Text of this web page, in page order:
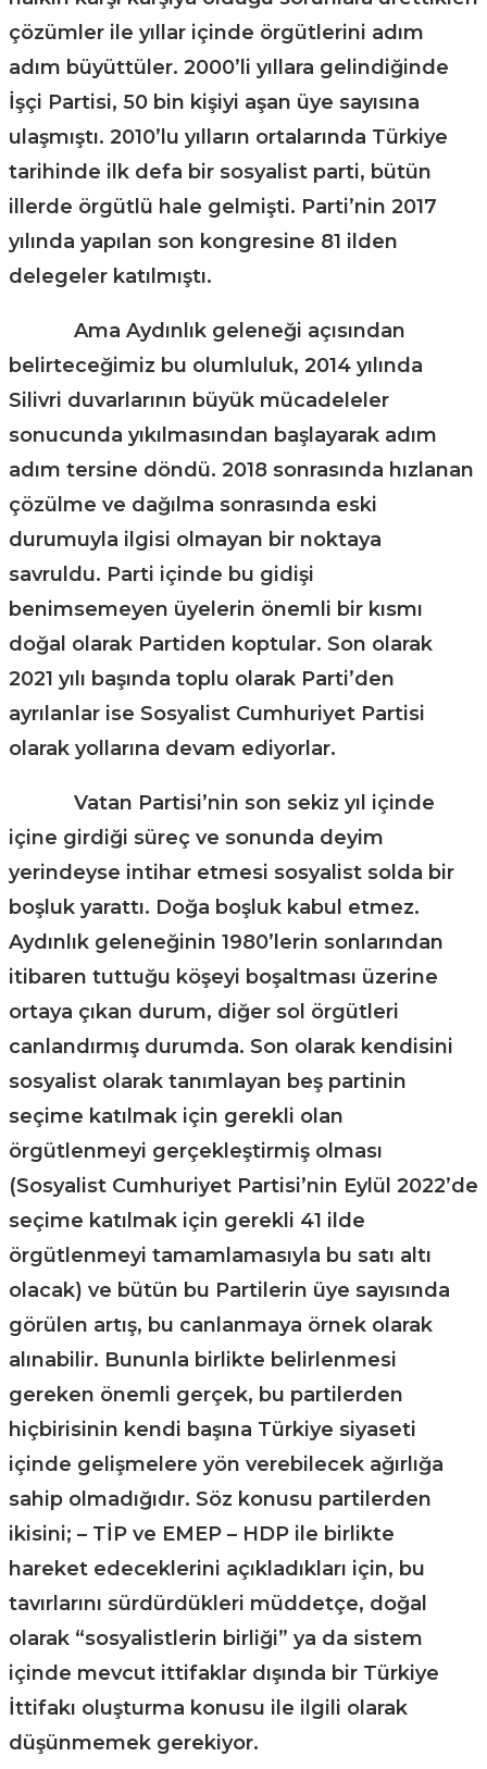
çözümler ile yıllar içinde örgütlerini adım
adım büyüttüler. 2000’li yıllara gelindiğinde
İşçi Partisi, 50 bin kişiyi aşan üye sayısına
ulaşmıştı. 2010’lu yılların ortalarında Türkiye
tarihinde ilk defa bir sosyalist parti, bütün
illerde örgütlü hale gelmişti. Parti’nin 2017
yılında yapılan son kongresine 81 ilden
delegeler katılmıştı.
Ama Aydınlık geleneği açısından
belirteceğimiz bu olumluluk, 2014 yılında
Silivri duvarlarının büyük mücadeleler
sonucunda yıkılmasından başlayarak adım
adım tersine döndü. 2018 sonrasında hızlanan
çözülme ve dağılma sonrasında eski
durumuyla ilgisi olmayan bir noktaya
savruldu. Parti içinde bu gidişi
benimsemeyen üyelerin önemli bir kısmı
doğal olarak Partiden koptular. Son olarak
2021 yılı başında toplu olarak Parti’den
ayrılanlar ise Sosyalist Cumhuriyet Partisi
olarak yollarına devam ediyorlar.
Vatan Partisi’nin son sekiz yıl içinde
içine girdiği süreç ve sonunda deyim
yerindeyse intihar etmesi sosyalist solda bir
boşluk yarattı. Doğa boşluk kabul etmez.
Aydınlık geleneğinin 1980’lerin sonlarından
itibaren tuttuğu köşeyi boşaltması üzerine
ortaya çıkan durum, diğer sol örgütleri
canlandırmış durumda. Son olarak kendisini
sosyalist olarak tanımlayan beş partinin
seçime katılmak için gerekli olan
örgütlenmeyi gerçekleştirmiş olması
(Sosyalist Cumhuriyet Partisi’nin Eylül 2022’de
seçime katılmak için gerekli 41 ilde
örgütlenmeyi tamamlamasıyla bu satı altı
olacak) ve bütün bu Partilerin üye sayısında
görülen artış, bu canlanmaya örnek olarak
alınabilir. Bununla birlikte belirlenmesi
gereken önemli gerçek, bu partilerden
hiçbirisinin kendi başına Türkiye siyaseti
içinde gelişmelere yön verebilecek ağırlığa
sahip olmadığıdır. Söz konusu partilerden
ikisini; – TİP ve EMEP – HDP ile birlikte
hareket edeceklerini açıkladıkları için, bu
tavırlarını sürdürdükleri müddetçe, doğal
olarak “sosyalistlerin birliği” ya da sistem
içinde mevcut ittifaklar dışında bir Türkiye
İttifakı oluşturma konusu ile ilgili olarak
düşünmemek gerekiyor.